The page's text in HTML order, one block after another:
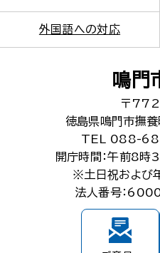
外国語への対応
鳴門
〒
徳島県鳴門市撫
TEL 088-
開庁時間：午前8
※土日祝および
法人番号：